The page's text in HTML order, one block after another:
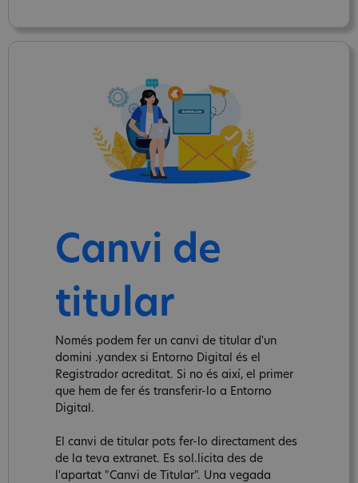
Canvi de
titular
Només podem fer un canvi de titular d'un
domini .yandex si Entorno Digital és el
Registrador acreditat. Si no és així, el primer
que hem de fer és transferir-lo a Entorno
Digital.
El canvi de titular pots fer-lo directament des
de la teva extranet. Es sol.licita des de
l'apartat "Canvi de Titular". Una vegada